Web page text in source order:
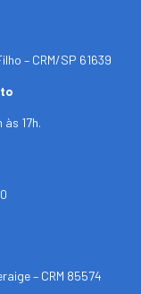
– CRM/SP 61639
17h.
– CRM 85574